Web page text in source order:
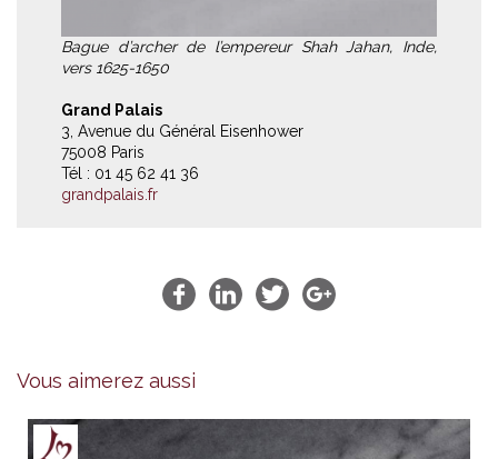
Bague d’archer de l’empereur Shah Jahan, Inde,
vers 1625-1650
Grand Palais
3, Avenue du Général Eisenhower
75008 Paris
Tél : 01 45 62 41 36
grandpalais.fr
Vous aimerez aussi